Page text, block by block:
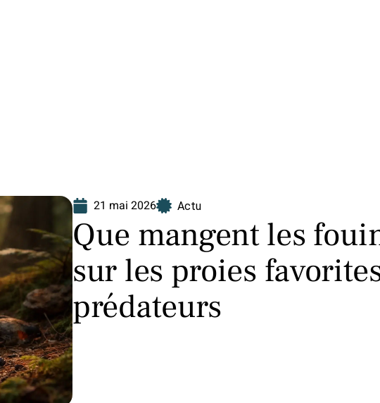
21 mai 2026 Actu
Que mangent les
sur les proies
prédateurs